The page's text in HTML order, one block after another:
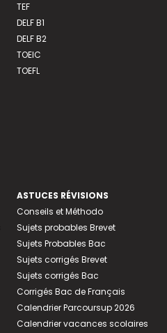
TEF
DELF B1
DELF B2
TOEIC
TOEFL
ASTUCES RÉVISIONS
Conseils et Méthodo
Sujets probables Brevet
Sujets Probables Bac
Sujets corrigés Brevet
Sujets corrigés Bac
Corrigés Bac de Français
Calendrier Parcoursup 2026
Calendrier vacances scolaires